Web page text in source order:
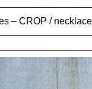
– CROP /